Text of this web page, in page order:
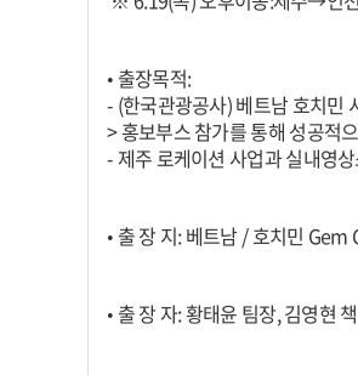
• 출장목적:
- (한국관광공사) 베트남 호치민
> 홍보부스 참가를 통해 성공적
- 제주 로케이션 사업과 실내영
• 출 장 지: 베트남 / 호치민
• 출 장 자: 황태윤 팀장, 김영현